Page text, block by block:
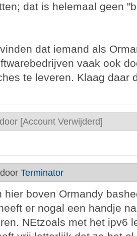
dat is helemaal geen
dat iemand als
vaak ook
te leveren. Klaag daar
[Account Verwijderd]
Terminator
hier boven Ormandy
er nogal een handje
NEtzoals met het ipv6